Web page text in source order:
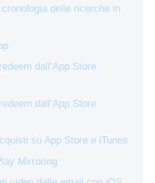
delle ricerche in
dall’App Store
dall’App Store
su App Store e iTunes
Mirroring